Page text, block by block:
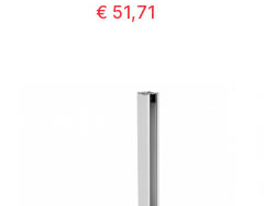
€ 51,71